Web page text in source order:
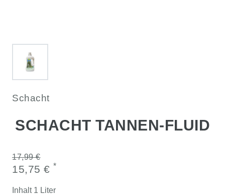
Schacht
SCHACHT TANNEN-FLUID
17,99 €
15,75 € *
Inhalt 1 Liter